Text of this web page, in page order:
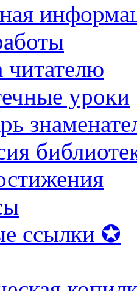
читателю
уроки
ссылки ✪